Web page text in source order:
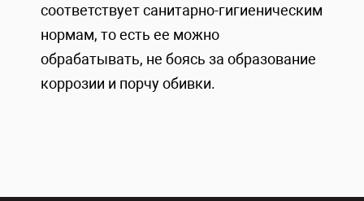
соответствует санитарно-гигиеническим
нормам, то есть ее можно
обрабатывать, не боясь за образование
коррозии и порчу обивки.